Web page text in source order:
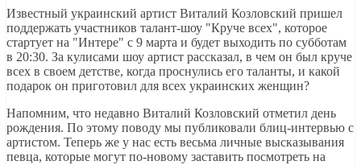
Известный украинский артист Виталий Козловский пришел
поддержать участников талант-шоу "Круче всех", которое
стартует на "Интере" с 9 марта и будет выходить по субботам
в 20:30. За кулисами шоу артист рассказал, в чем он был круче
всех в своем детстве, когда проснулись его таланты, и какой
подарок он приготовил для всех украинских женщин?
Напомним, что недавно Виталий Козловский отметил день
рождения. По этому поводу мы публиковали блиц-интервью с
артистом. Теперь же у нас есть весьма личные высказывания
певца, которые могут по-новому заставить посмотреть на